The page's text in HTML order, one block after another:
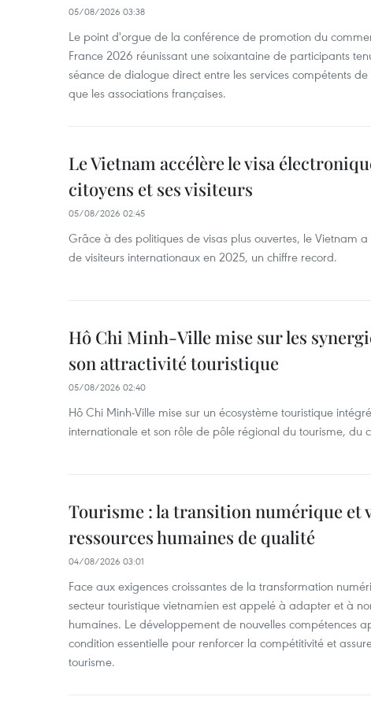
05/08/2026 03:38
Le point d'orgue de la conférence de promotion du
France 2026 réunissant une soixantaine de participants
séance de dialogue direct entre les services compétents
que les associations françaises.
Le Vietnam accélère le visa
citoyens et ses visiteurs
05/08/2026 02:45
Grâce à des politiques de visas plus ouvertes, le Vietnam
de visiteurs internationaux en 2025, un chiffre record.
Hô Chi Minh-Ville mise sur les
son attractivité touristique
05/08/2026 02:40
Hô Chi Minh-Ville mise sur un écosystème touristique
internationale et son rôle de pôle régional du tourisme, du
Tourisme : la transition numérique et
ressources humaines de qualité
04/08/2026 03:01
Face aux exigences croissantes de la transformation
secteur touristique vietnamien est appelé à adapter et à
humaines. Le développement de nouvelles compétences
condition essentielle pour renforcer la compétitivité et
tourisme.